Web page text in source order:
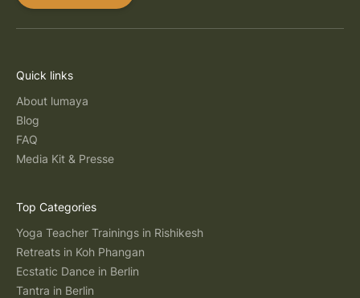
Quick links
About lumaya
Blog
FAQ
Media Kit & Presse
Top Categories
Yoga Teacher Trainings in Rishikesh
Retreats in Koh Phangan
Ecstatic Dance in Berlin
Tantra in Berlin